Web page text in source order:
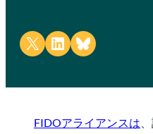
Share on X Share on LinkedIn
Share on Bluesky
FIDOアライアンスは